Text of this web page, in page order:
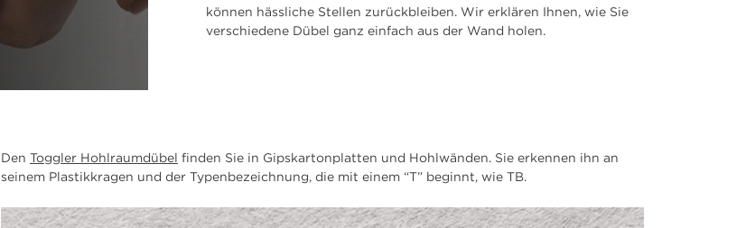
können hässliche Stellen zurückbleiben. Wir erklären Ihnen, wie Sie
verschiedene Dübel ganz einfach aus der Wand holen.
Den Toggler Hohlraumdübel finden Sie in Gipskartonplatten und Hohlwänden. Sie erkennen ihn an
seinem Plastikkragen und der Typenbezeichnung, die mit einem “T” beginnt, wie TB.